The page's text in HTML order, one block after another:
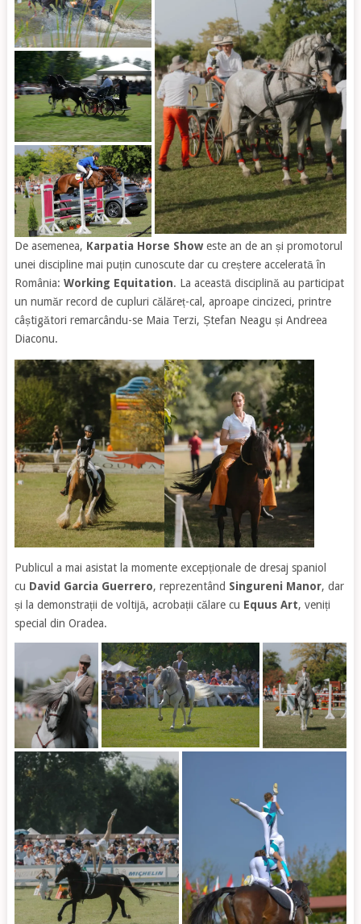
De asemenea, Karpatia Horse Showeste an de an și promotorul
unei discipline mai puțin cunoscute dar cu creștere acceleratā în
România: Working Equitation. La aceastā disciplină au participat
un număr record de cupluri călăreț-cal, aproape cincizeci, printre
câștigători remarcându-se Maia Terzi, Ștefan Neagu și Andreea
Diaconu.
Publicul a mai asistat la momente excepționale de dresaj spaniol
cu David Garcia Guerrero, reprezentând Singureni Manor, dar
și la demonstrații de voltijā, acrobații călare cu Equus Art, veniți
special din Oradea.